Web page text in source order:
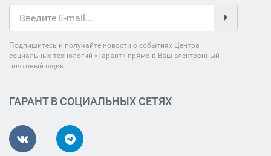
Подпишитесь и получайте новости о событиях Центра
социальных технологий «Гарант» прямо в Ваш электронный
почтовый ящик.
ГАРАНТ В СОЦИАЛЬНЫХ СЕТЯХ